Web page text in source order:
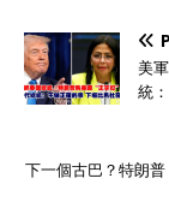
美
統
下一個古巴？特朗